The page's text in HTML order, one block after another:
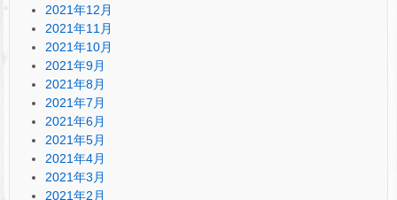
2021年12月
2021年11月
2021年10月
2021年9月
2021年8月
2021年7月
2021年6月
2021年5月
2021年4月
2021年3月
2021年2月